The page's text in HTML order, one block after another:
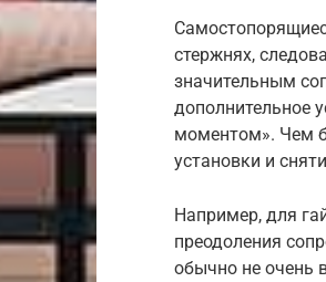
стержнях,
значительным
дополнительное
моментом». Чем
установки и
Например, для
преодоления
обычно не очень